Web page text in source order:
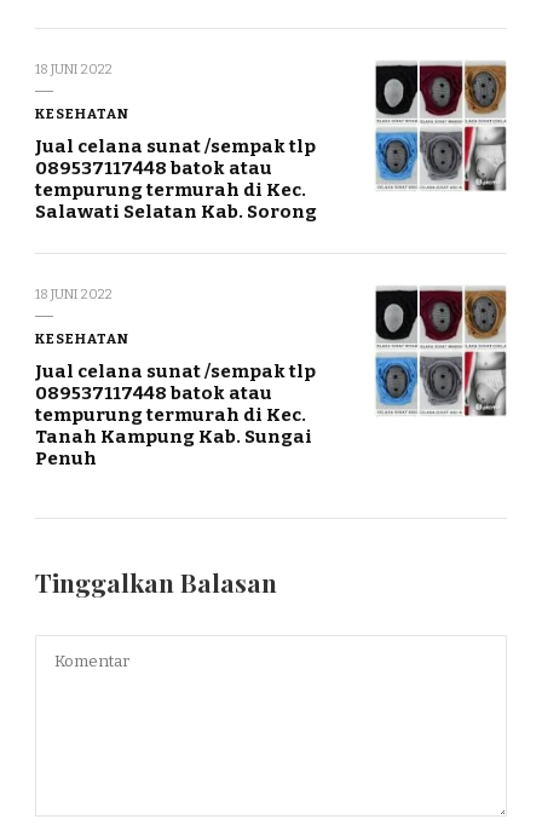
18 JUNI 2022
KESEHATAN
Jual celana sunat /sempak tlp
089537117448 batok atau
tempurung termurah di Kec.
Salawati Selatan Kab. Sorong
18 JUNI 2022
KESEHATAN
Jual celana sunat /sempak tlp
089537117448 batok atau
tempurung termurah di Kec.
Tanah Kampung Kab. Sungai
Penuh
Tinggalkan Balasan